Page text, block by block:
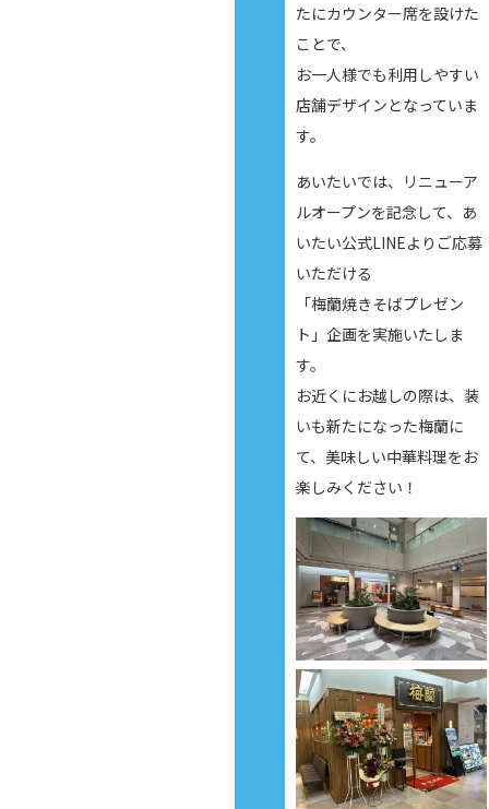
たにカウンター席を設けた
ことで、
お一人様でも利用しやすい
店舗デザインとなっていま
す。
あいたいでは、リニューア
ルオープンを記念して、あ
いたい公式LINEよりご応募
いただける
「梅蘭焼きそばプレゼン
ト」企画を実施いたしま
す。
お近くにお越しの際は、装
いも新たになった梅蘭に
て、美味しい中華料理をお
楽しみください！